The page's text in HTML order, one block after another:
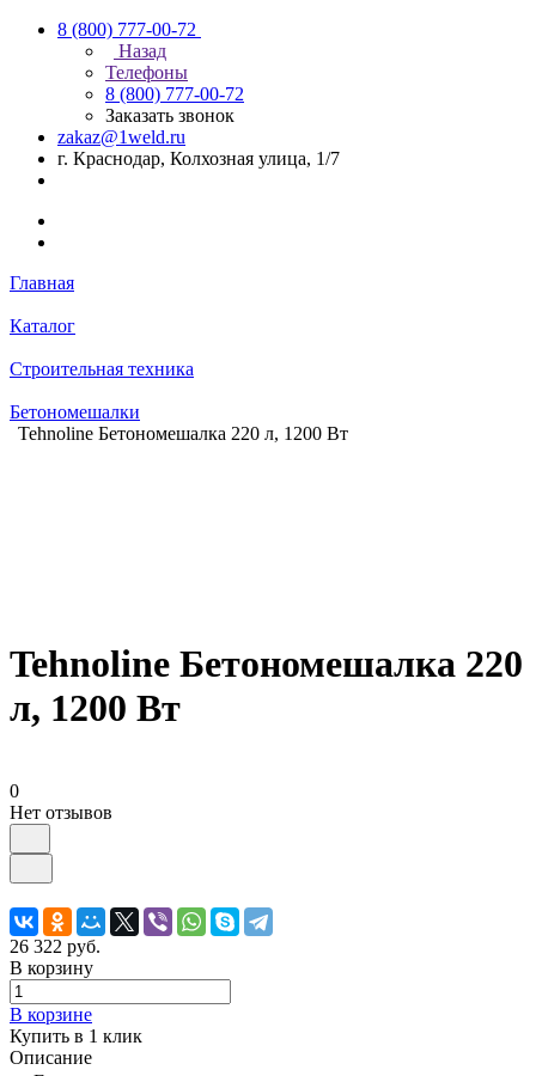
8 (800) 777-00-72
Назад
Телефоны
8 (800) 777-00-72
Заказать звонок
zakaz@1weld.ru
г. Краснодар, Колхозная улица, 1/7
Главная
Каталог
Строительная техника
Бетономешалки
Tehnoline Бетономешалка 220 л, 1200 Вт
Tehnoline Бетономешалка 220
л, 1200 Вт
0
Нет отзывов
26 322 руб.
В корзину
В корзине
Купить в 1 клик
Описание